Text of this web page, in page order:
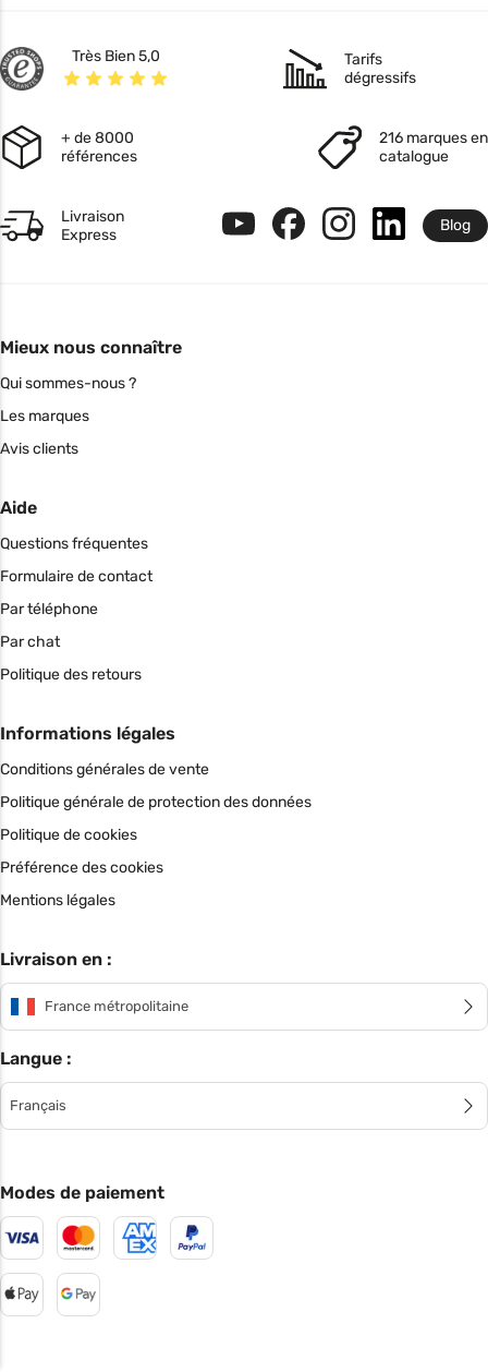
Très Bien 5,0
Tarifs
dégressifs
+ de 8000
références
216 marques en
catalogue
Livraison
Express
Blog
Mieux nous connaître
Qui sommes-nous ?
Les marques
Avis clients
Aide
Questions fréquentes
Formulaire de contact
Par téléphone
Par chat
Politique des retours
Informations légales
Conditions générales de vente
Politique générale de protection des données
Politique de cookies
Préférence des cookies
Mentions légales
Livraison en :
France métropolitaine
Langue :
Français
Modes de paiement